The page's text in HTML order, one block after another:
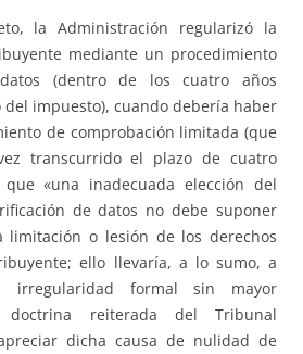
la Administración regularizó la
mediante un procedimiento
(dentro de los cuatro años
del impuesto), cuando debería haber
de comprobación limitada (que
transcurrido el plazo de cuatro
que «una inadecuada elección del
de datos no debe suponer
limitación o lesión de los derechos
ello llevaría, a lo sumo, a
irregularidad formal sin mayor
doctrina reiterada del Tribunal
dicha causa de nulidad de